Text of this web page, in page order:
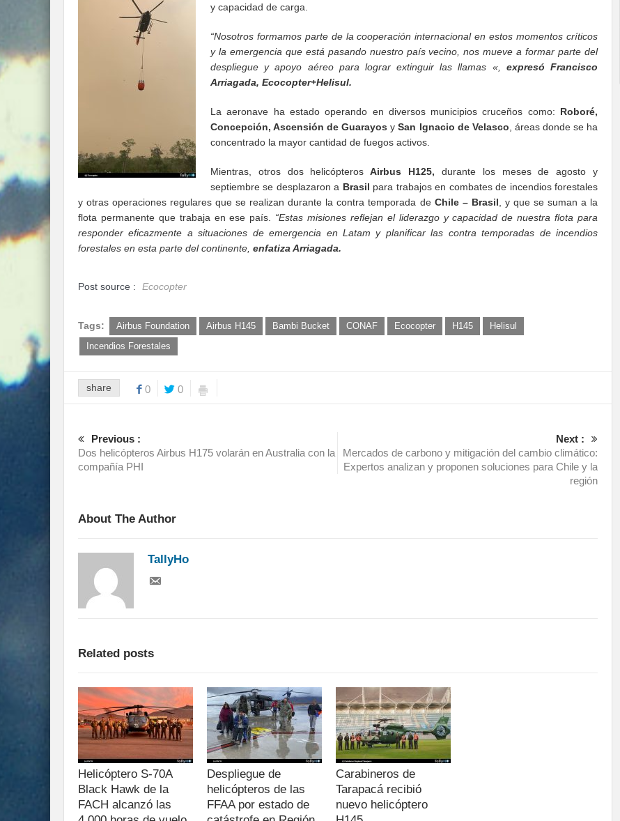
y capacidad de carga.
“Nosotros formamos parte de la cooperación internacional en estos momentos críticos
y la emergencia que está pasando nuestro país vecino, nos mueve a formar parte del
despliegue y apoyo aéreo para lograr extinguir las llamas «, expresó Francisco
Arriagada, Ecocopter+Helisul.
La aeronave ha estado operando en diversos municipios cruceños como: Roboré,
Concepción, Ascensión de Guarayos y San Ignacio de Velasco, áreas donde se ha
concentrado la mayor cantidad de fuegos activos.
Mientras, otros dos helicópteros Airbus H125, durante los meses de agosto y
septiembre se desplazaron a Brasil para trabajos en combates de incendios forestales
y otras operaciones regulares que se realizan durante la contra temporada de Chile – Brasil, y que se suman a la
flota permanente que trabaja en ese país. “Estas misiones reflejan el liderazgo y capacidad de nuestra flota para
responder eficazmente a situaciones de emergencia en Latam y planificar las contra temporadas de incendios
forestales en esta parte del continente, enfatiza Arriagada.
Post source : Ecocopter
Tags: Airbus Foundation Airbus H145 Bambi Bucket CONAF Ecocopter H145
Helisul
Incendios Forestales
share 0 0
Previous :
Dos helicópteros Airbus H175 volarán en Australia con la
compañía PHI
Next :
Mercados de carbono y mitigación del cambio climático:
Expertos analizan y proponen soluciones para Chile y la
región
About The Author
TallyHo
Related posts
Helicóptero S-70A
Black Hawk de la
FACH alcanzó las
Despliegue de
helicópteros de las
FFAA por estado de
Carabineros de
Tarapacá recibió
nuevo helicóptero